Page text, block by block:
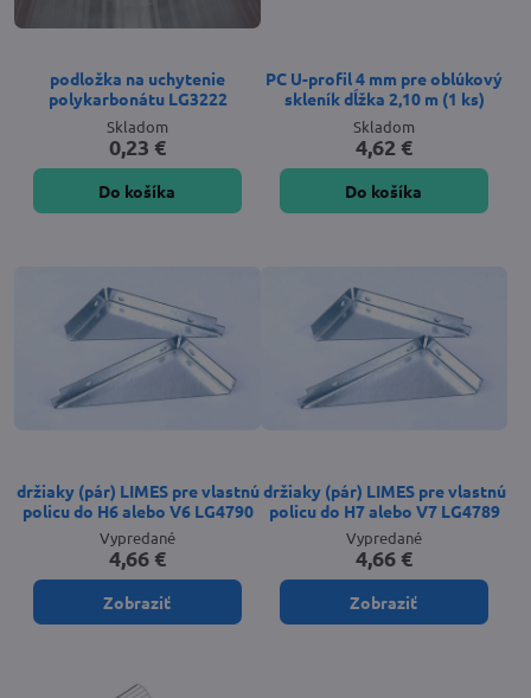
podložka na uchytenie
polykarbonátu LG3222
Skladom
0,23 €
Do košíka
PC U-profil 4 mm pre oblúkový
skleník dĺžka 2,10 m (1 ks)
Skladom
4,62 €
Do košíka
držiaky (pár) LIMES pre vlastnú
policu do H6 alebo V6 LG4790
Vypredané
4,66 €
Zobraziť
držiaky (pár) LIMES pre vlastnú
policu do H7 alebo V7 LG4789
Vypredané
4,66 €
Zobraziť